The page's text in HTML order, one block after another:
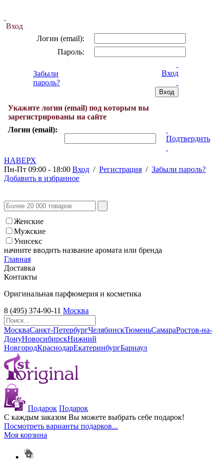
Вход
Логин (email):
Пароль:
Забыли
пароль?
Вход
Укажите логин (email) под которым вы
зарегистрированы на сайте
Логин (email):
Подтвердить
НАВЕРХ
Пн-Пт 09:00 - 18:00 Вход / Регистрация / Забыли пароль?
Добавить в избранное
Женские
Мужские
Унисекс
начните вводить название аромата или бренда
Главная
Доставка
Контакты
Оригинальная парфюмерия и косметика
8 (495) 374-90-11 Москва
МоскваСанкт-ПетербургЧелябинскТюменьСамараРостов-на-
ДонуНовосибирскНижний
НовгородКраснодарЕкатеринбургБарнаул
Подарок Подарок
С каждым заказом Вы можете выбрать себе подарок!
Посмотреть варианты подарков...
Моя корзина